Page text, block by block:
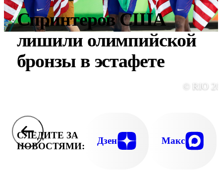
Спринтеров США
лишили олимпийской
бронзы в эстафете
© RIO
СЛЕДИТЕ ЗА
НОВОСТЯМИ:
Дзен Макс